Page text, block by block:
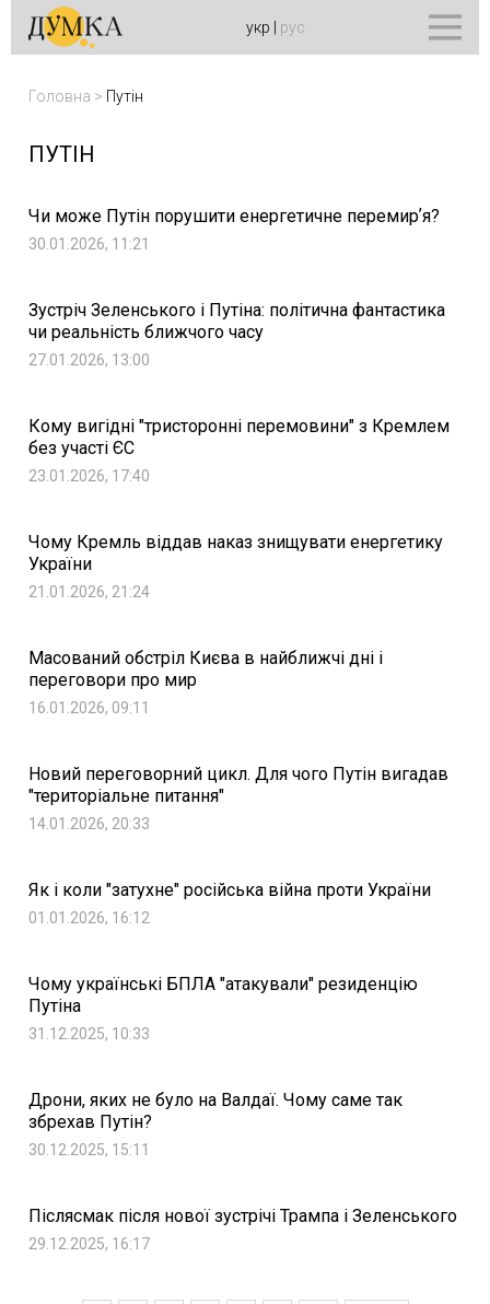
укр рус
Головна > Путін
ПУТІН
Чи може Путін порушити енергетичне перемирʼя?
30.01.2026, 11:21
Зустріч Зеленського і Путіна: політична фантастика
чи реальність ближчого часу
27.01.2026, 13:00
Кому вигідні "тристоронні перемовини" з Кремлем
без участі ЄС
23.01.2026, 17:40
Чому Кремль віддав наказ знищувати енергетику
України
21.01.2026, 21:24
Масований обстріл Києва в найближчі дні і
переговори про мир
16.01.2026, 09:11
Новий переговорний цикл. Для чого Путін вигадав
"територіальне питання"
14.01.2026, 20:33
Як і коли "затухне" російська війна проти України
01.01.2026, 16:12
Чому українські БПЛА "атакували" резиденцію
Путіна
31.12.2025, 10:33
Дрони, яких не було на Валдаї. Чому саме так
збрехав Путін?
30.12.2025, 15:11
Післясмак після нової зустрічі Трампа і Зеленського
29.12.2025, 16:17